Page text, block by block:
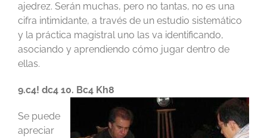
ajedrez. Serán muchas, pero no tantas, no es una
cifra intimidante, a través de un estudio sistemático
y la práctica magistral uno las va identificando,
asociando y aprendiendo cómo jugar dentro de
ellas.
9.c4! dc4 10. Bc4 Kh8
Se puede
apreciar